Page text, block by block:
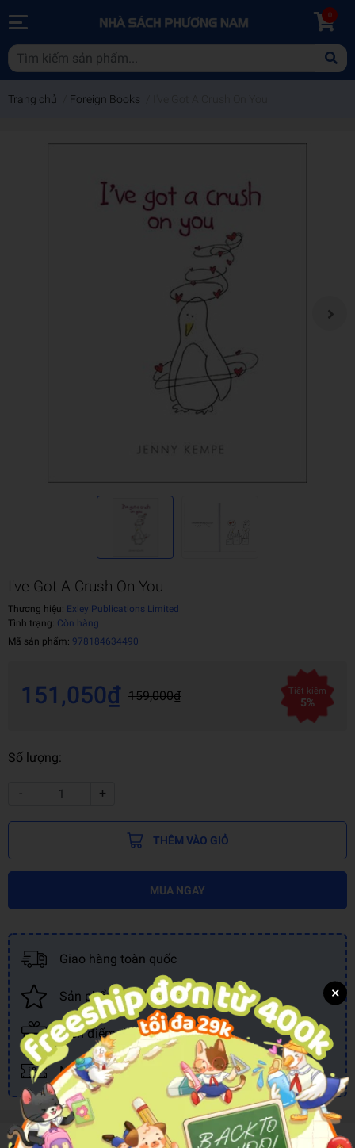
0
Trang chủ Foreign Books
I've Got A Crush On You
Thương hiệu: Exley Publications Limited
Tình trạng: Còn hàng
Mã sản phẩm: 978184634490
151,050₫ 159,000₫ Tiết kiệm
5%
Số lượng:
- +
THÊM VÀO GIỎ
MUA NGAY
Giao hàng toàn quốc
Sản phẩm chính hãng
Tích điểm đổi quà
Nhiều khuyến mãi, ưu đãi
×